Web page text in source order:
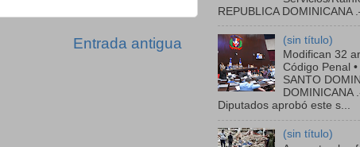
Entrada antigua
REPUBLICA DOMINICANA
(sin título)
Modifican 32
Código Penal
SANTO
DOMINICANA
Diputados aprobó este s...
(sin título)